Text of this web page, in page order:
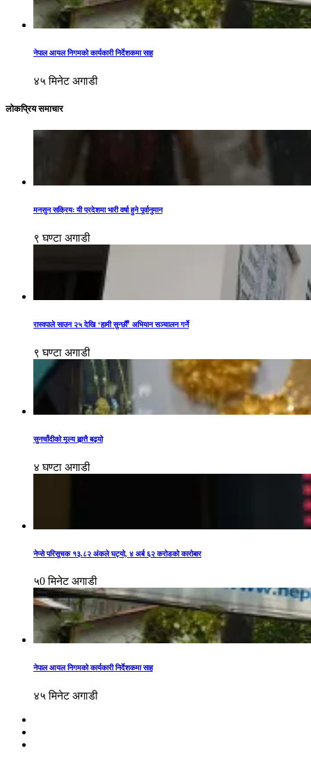
नेपाल आयल निगमको कार्यकारी निर्देशकमा साह
४५ मिनेट अगाडी
लोकप्रिय समाचार
मनसुन सक्रियः यी प्रदेशमा भारी वर्षा हुने पूर्वानुमान
९ घण्टा अगाडी
रास्वपाले साउन २५ देखि ‘हामी सुन्छौँ’ अभियान सञ्चालन गर्ने
९ घण्टा अगाडी
सुनचाँदीको मूल्य ह्वात्तै बढ्यो
४ घण्टा अगाडी
नेप्से परिसूचक १३.८२ अंकले घट्यो, ४ अर्ब ६२ करोडको कारोबार
५0 मिनेट अगाडी
नेपाल आयल निगमको कार्यकारी निर्देशकमा साह
४५ मिनेट अगाडी